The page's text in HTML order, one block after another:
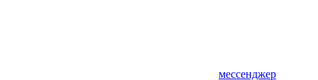
мессенджер